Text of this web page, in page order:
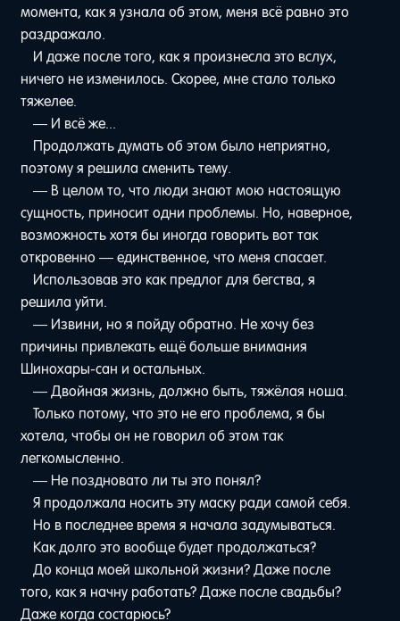
момента, как я узнала об этом, меня всё равно это
раздражало.
И даже после того, как я произнесла это вслух,
ничего не изменилось. Скорее, мне стало только
тяжелее.
— И всё же...
Продолжать думать об этом было неприятно,
поэтому я решила сменить тему.
— В целом то, что люди знают мою настоящую
сущность, приносит одни проблемы. Но, наверное,
возможность хотя бы иногда говорить вот так
откровенно — единственное, что меня спасает.
Использовав это как предлог для бегства, я
решила уйти.
— Извини, но я пойду обратно. Не хочу без
причины привлекать ещё больше внимания
Шинохары-сан и остальных.
— Двойная жизнь, должно быть, тяжёлая ноша.
Только потому, что это не его проблема, я бы
хотела, чтобы он не говорил об этом так
легкомысленно.
— Не поздновато ли ты это понял?
Я продолжала носить эту маску ради самой себя.
Но в последнее время я начала задумываться.
Как долго это вообще будет продолжаться?
До конца моей школьной жизни? Даже после
того, как я начну работать? Даже после свадьбы?
Даже когда состарюсь?